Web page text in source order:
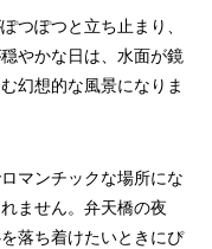
つぽつと立ち止まり、
やかな日は、水面が鏡
幻想的な風景になりま
マンチックな場所にな
ません。弁天橋の夜
落ち着けたいときにぴ